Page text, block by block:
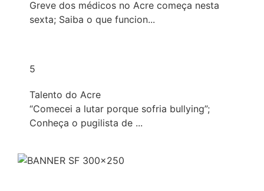
Greve dos médicos no Acre começa nesta
sexta; Saiba o que funcion...
5
Talento do Acre
“Comecei a lutar porque sofria bullying”;
Conheça o pugilista de ...